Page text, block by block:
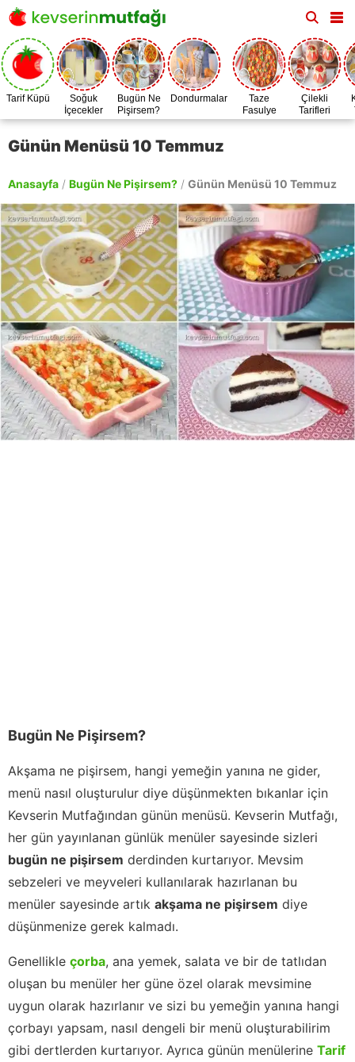
Tarif Küpü
Soğuk
İçecekler
Bugün Ne
Pişirsem?
Dondurmalar
Taze
Fasulye
Zamanı
Çilekli
Tarifleri
Günün Menüsü 10 Temmuz
Anasayfa / Bugün Ne Pişirsem? / Günün Menüsü 10 Temmuz
Bugün Ne Pişirsem?
Akşama ne pişirsem, hangi yemeğin yanına ne gider,
menü nasıl oluşturulur diye düşünmekten bıkanlar için
Kevserin Mutfağından günün menüsü. Kevserin Mutfağı,
her gün yayınlanan günlük menüler sayesinde sizleri
bugün ne pişirsem derdinden kurtarıyor. Mevsim
sebzeleri ve meyveleri kullanılarak hazırlanan bu
menüler sayesinde artık akşama ne pişirsem diye
düşünmenize gerek kalmadı.
Genellikle çorba, ana yemek, salata ve bir de tatlıdan
oluşan bu menüler her güne özel olarak mevsimine
uygun olarak hazırlanır ve sizi bu yemeğin yanına hangi
çorbayı yapsam, nasıl dengeli bir menü oluşturabilirim
gibi dertlerden kurtarıyor. Ayrıca günün menülerine Tarif